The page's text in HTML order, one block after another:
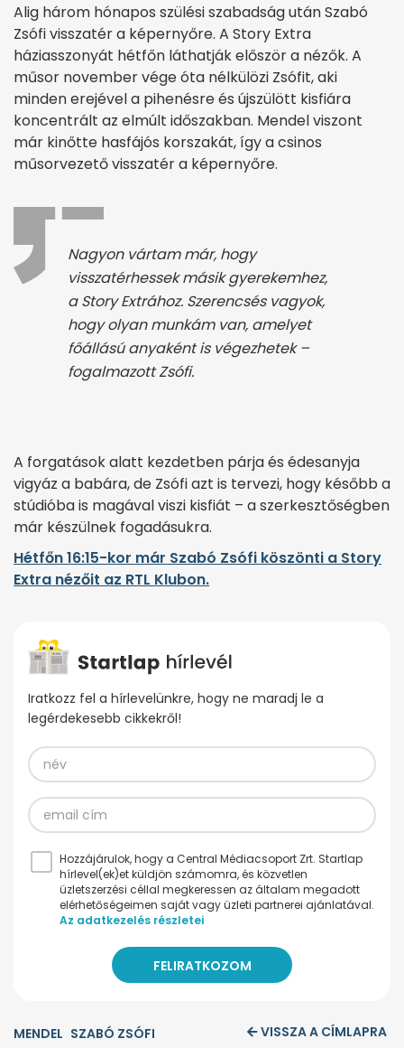
Alig három hónapos szülési szabadság után Szabó
Zsófi visszatér a képernyőre. A Story Extra
háziasszonyát hétfőn láthatják először a nézők. A
műsor november vége óta nélkülözi Zsófit, aki
minden erejével a pihenésre és újszülött kisfiára
koncentrált az elmúlt időszakban. Mendel viszont
már kinőtte hasfájós korszakát, így a csinos
műsorvezető visszatér a képernyőre.
Nagyon vártam már, hogy
visszatérhessek másik gyerekemhez,
a Story Extrához. Szerencsés vagyok,
hogy olyan munkám van, amelyet
főállású anyaként is végezhetek –
fogalmazott Zsófi.
A forgatások alatt kezdetben párja és édesanyja
vigyáz a babára, de Zsófi azt is tervezi, hogy később a
stúdióba is magával viszi kisfiát – a szerkesztőségben
már készülnek fogadásukra.
Hétfőn 16:15-kor már Szabó Zsófi köszönti a Story
Extra nézőit az RTL Klubon.
Iratkozz fel a hírlevelünkre, hogy ne maradj le a
legérdekesebb cikkekről!
Hozzájárulok, hogy a Central Médiacsoport Zrt. Startlap
hírlevel(ek)et küldjön számomra, és közvetlen
üzletszerzési céllal megkeressen az általam megadott
elérhetőségeimen saját vagy üzleti partnerei ajánlatával.
Az adatkezelés részletei
MENDEL SZABÓ ZSÓFI VISSZA A CÍMLAPRA